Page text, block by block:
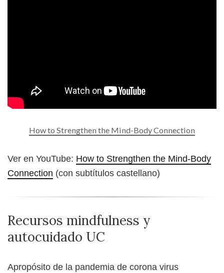
How to Strengthen the Mind-Body Connection
Ver en YouTube: How to Strengthen the Mind-Body
Connection (con subtítulos castellano)
Recursos mindfulness y
autocuidado UC
Apropósito de la pandemia de corona virus